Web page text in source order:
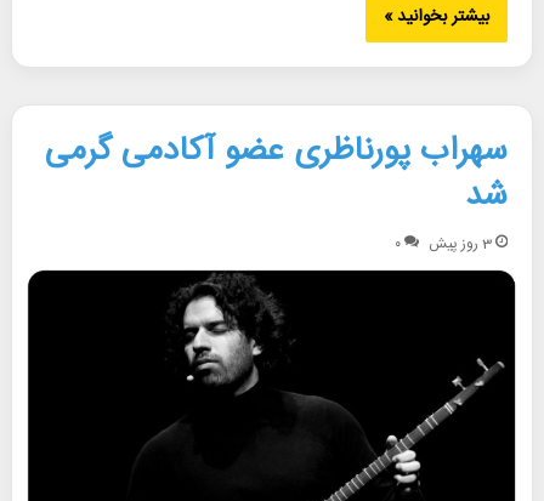
بیشتر بخوانید »
سهراب پورناظری عضو آکادمی گرمی
شد
3 روز پیش ۰